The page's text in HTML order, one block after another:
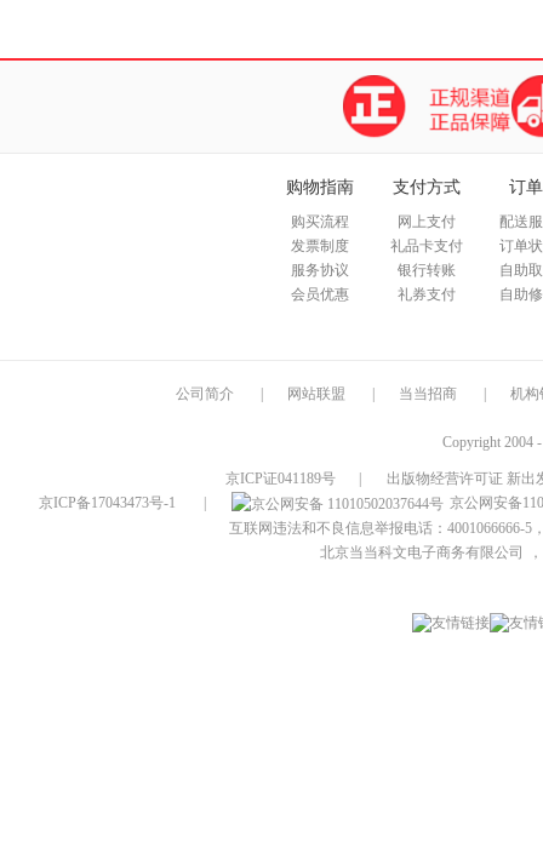
购物指南
购买流程
发票制度
服务协议
会员优惠
支付方式
网上支付
礼品卡支付
银行转账
礼券支付
订
配送
订单
自助
自助
公司简介 网站联盟 当当招商 机构
Copyright 2004
京ICP证041189号
出版物经营许可证 新出
京ICP备17043473号-1
京公网安备
互联网违法和不良信息举报电话：4001066666-5
北京当当科文电子商务有限公司